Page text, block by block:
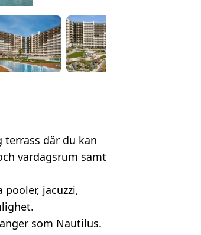
där du kan
vardagsrum samt
jacuzzi,
som Nautilus.